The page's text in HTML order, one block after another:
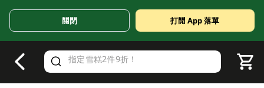
Valid Until 30 June 2026
關閉 打開 App 落單